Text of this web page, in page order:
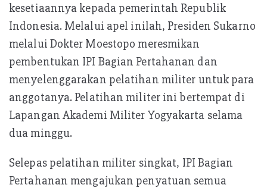
kesetiaannya kepada pemerintah Republik
Indonesia. Melalui apel inilah, Presiden Sukarno
melalui Dokter Moestopo meresmikan
pembentukan IPI Bagian Pertahanan dan
menyelenggarakan pelatihan militer untuk para
anggotanya. Pelatihan militer ini bertempat di
Lapangan Akademi Militer Yogyakarta selama
dua minggu.
Selepas pelatihan militer singkat, IPI Bagian
Pertahanan mengajukan penyatuan semua